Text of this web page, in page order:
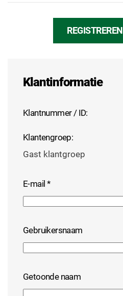
REGISTREREN
Klantinformatie
Klantnummer / ID:
Klantengroep:
Gast klantgroep
E-mail *
Gebruikersnaam
Getoonde naam